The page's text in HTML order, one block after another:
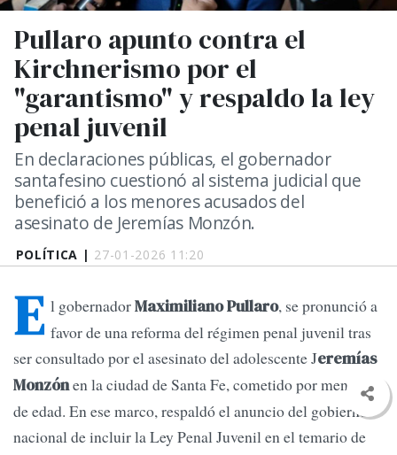
POLÍTICA | 27-01-2026 11:20
Pullaro apunto contra el
Kirchnerismo por el
"garantismo" y respaldo la ley
penal juvenil
En declaraciones públicas, el gobernador
santafesino cuestionó al sistema judicial que
benefició a los menores acusados del
asesinato de Jeremías Monzón.
E l gobernadorMaximiliano Pullaro, se pronunció a
favor de una reforma del régimen penal juvenil tras
ser consultado por el asesinato del adolescente Jeremías
Monzónen la ciudad de Santa Fe, cometido por menores
de edad. En ese marco, respaldó el anuncio del gobierno
nacional de incluir la Ley Penal Juvenil en el temario de